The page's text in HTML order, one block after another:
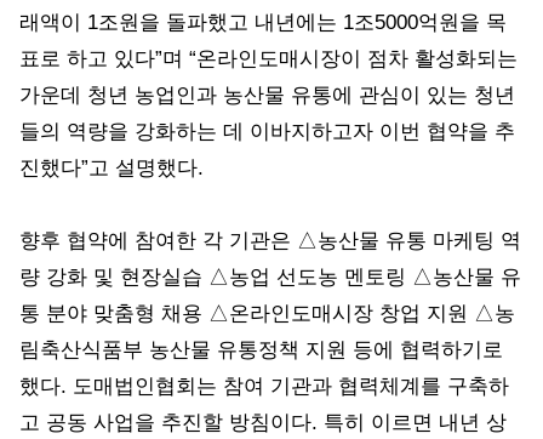
래액이 1조원을 돌파했고 내년에는 1조5000억원을 목
표로 하고 있다”며 “온라인도매시장이 점차 활성화되는
가운데 청년 농업인과 농산물 유통에 관심이 있는 청년
들의 역량을 강화하는 데 이바지하고자 이번 협약을 추
진했다”고 설명했다.
향후 협약에 참여한 각 기관은 △농산물 유통 마케팅 역
량 강화 및 현장실습 △농업 선도농 멘토링 △농산물 유
통 분야 맞춤형 채용 △온라인도매시장 창업 지원 △농
림축산식품부 농산물 유통정책 지원 등에 협력하기로
했다. 도매법인협회는 참여 기관과 협력체계를 구축하
고 공동 사업을 추진할 방침이다. 특히 이르면 내년 상